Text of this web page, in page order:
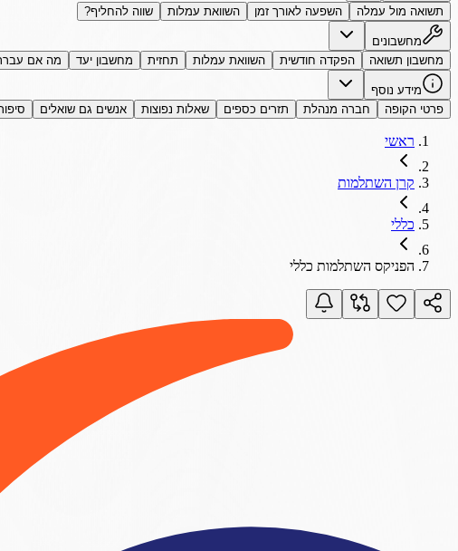
תשואה מול עמלה
השפעה לאורך זמן השוואת עמלות שווה להחליף?
מחשבונים
מחשבון תשואה
הפקדה חודשית השוואת עמלות תחזית מחשבון יעד מה אם
מידע נוסף
פרטי הקופה
חברה מנהלת תזרים כספים שאלות נפוצות אנשים גם שואלים
ראשי
קרן השתלמות
כללי
הפניקס השתלמות כללי